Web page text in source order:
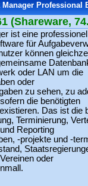
Manager Professional
(Shareware,
ist eine
für
können
oder LAN um die
oder
zu sehen, zu
die benötigten
Das ist die
Terminierung,
Reporting
-projekte und -
oder